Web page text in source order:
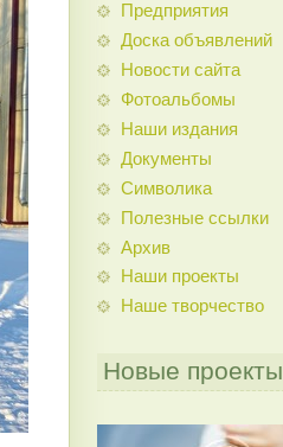
Предприятия
Доска объявлений
Новости сайта
Фотоальбомы
Наши издания
Документы
Символика
Полезные ссылки
Архив
Наши проекты
Наше творчество
Новые проекты